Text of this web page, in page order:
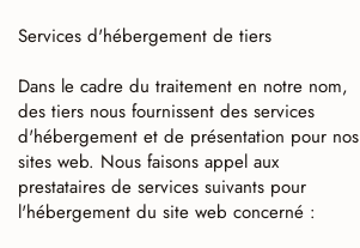
Services d'hébergement de tiers
Dans le cadre du traitement en notre nom,
des tiers nous fournissent des services
d'hébergement et de présentation pour nos
sites web. Nous faisons appel aux
prestataires de services suivants pour
l'hébergement du site web concerné :